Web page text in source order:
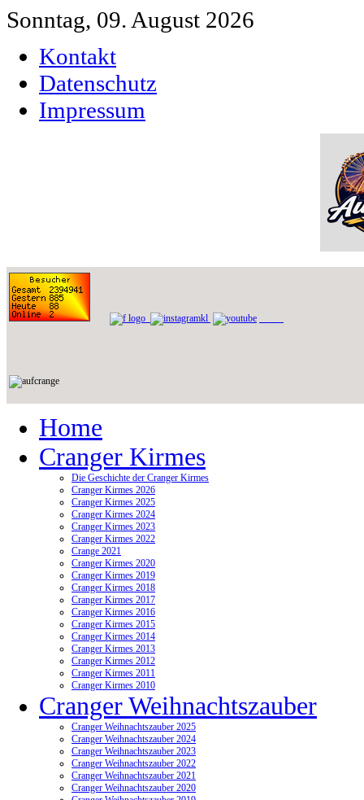
Sonntag, 09. August 2026
Kontakt
Datenschutz
Impressum
Home
Cranger Kirmes
Die Geschichte der Cranger Kirmes
Cranger Kirmes 2026
Cranger Kirmes 2025
Cranger Kirmes 2024
Cranger Kirmes 2023
Cranger Kirmes 2022
Crange 2021
Cranger Kirmes 2020
Cranger Kirmes 2019
Cranger Kirmes 2018
Cranger Kirmes 2017
Cranger Kirmes 2016
Cranger Kirmes 2015
Cranger Kirmes 2014
Cranger Kirmes 2013
Cranger Kirmes 2012
Cranger Kirmes 2011
Cranger Kirmes 2010
Cranger Weihnachtszauber
Cranger Weihnachtszauber 2025
Cranger Weihnachtszauber 2024
Cranger Weihnachtszauber 2023
Cranger Weihnachtszauber 2022
Cranger Weihnachtszauber 2021
Cranger Weihnachtszauber 2020